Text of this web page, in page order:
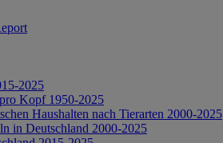
2025
Kopf 1950-2025
Haushalten nach Tierarten 2000-2025
in Deutschland 2000-2025